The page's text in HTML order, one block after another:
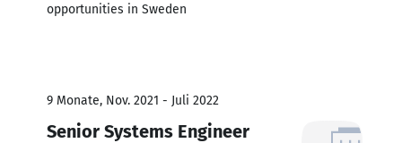
opportunities in Sweden
9 Monate, Nov. 2021 - Juli 2022
Senior Systems Engineer